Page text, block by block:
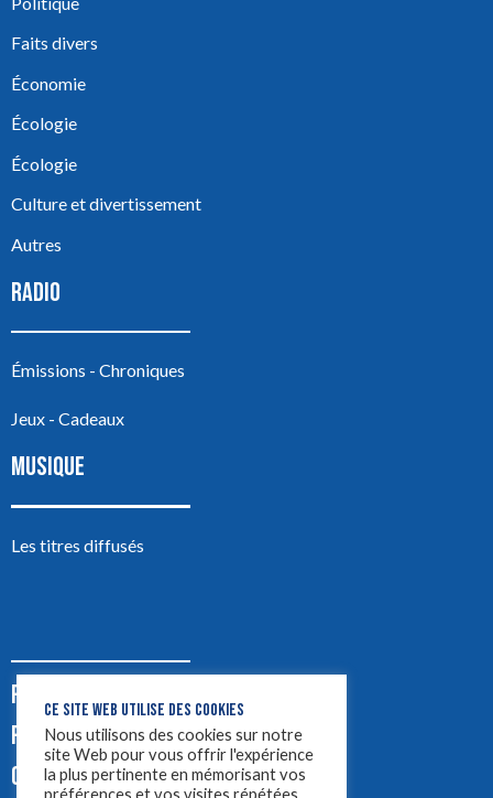
Faits divers
Économie
Écologie
Écologie
Culture et divertissement
Autres
RADIO
Émissions - Chroniques
Jeux - Cadeaux
MUSIQUE
Les titres diffusés
PODCASTS
PUB
CONTACT
CE SITE WEB UTILISE DES COOKIES
Nous utilisons des cookies sur notre
site Web pour vous offrir l'expérience
la plus pertinente en mémorisant vos
préférences et vos visites répétées.